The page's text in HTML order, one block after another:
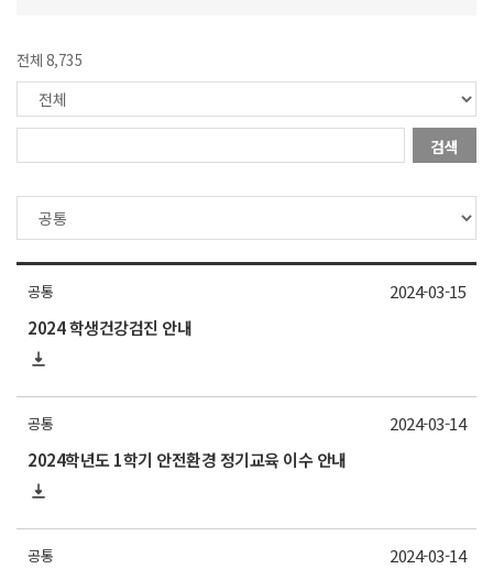
전체 8,735
검색
공통
2024 학생건강검진 안내
2024-03-15
공통
2024학년도 1학기 안전환경 정기교육 이수 안내
2024-03-14
공통 2024-03-14